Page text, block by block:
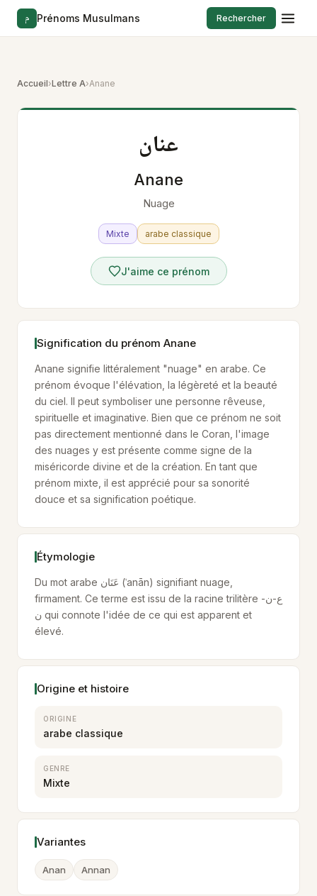
م Prénoms Musulmans Rechercher
Accueil›Lettre A›Anane
عنان
Anane
Nuage
Mixte arabe classique
J'aime ce prénom
Signification du prénom Anane
Anane signifie littéralement "nuage" en arabe. Ce
prénom évoque l'élévation, la légèreté et la beauté
du ciel. Il peut symboliser une personne rêveuse,
spirituelle et imaginative. Bien que ce prénom ne soit
pas directement mentionné dans le Coran, l'image
des nuages y est présente comme signe de la
miséricorde divine et de la création. En tant que
prénom mixte, il est apprécié pour sa sonorité
douce et sa signification poétique.
Étymologie
Du mot arabe عَنَان (ʿanān) signifiant nuage,
firmament. Ce terme est issu de la racine trilitère ع-ن-
ن qui connote l'idée de ce qui est apparent et
élevé.
Origine et histoire
ORIGINE
arabe classique
GENRE
Mixte
Variantes
Anan Annan